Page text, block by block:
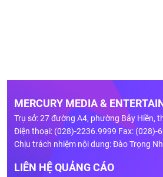
MERCURY MEDIA &
Trụ sở: 27 đường A4, phường Bảy Hiền,
Điện thoại: (028)-2236.9999 Fax: (028)-
Chịu trách nhiệm nội dung: Đào Trọng
LIÊN HỆ QUẢNG CÁO